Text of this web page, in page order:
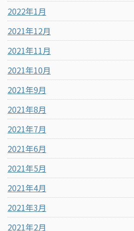
2022年1月
2021年12月
2021年11月
2021年10月
2021年9月
2021年8月
2021年7月
2021年6月
2021年5月
2021年4月
2021年3月
2021年2月